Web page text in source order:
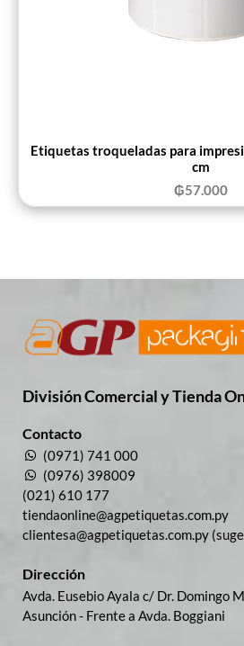
Etiquetas troqueladas para
cm
₲57.000
División Comercial​ y Tienda
Contacto
(0971) 741 000
(0976) 398009
(021) 610 177
tiendaonline@agpetiquetas.com.py
clientesa@agpetiquetas.com.py
Dirección
Avda. Eusebio Ayala c/ Dr. Domingo
Asunción - Frente a Avda. Boggiani